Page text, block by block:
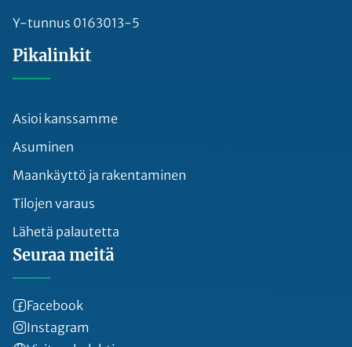
Y-tunnus 0163013-5
Pikalinkit
Asioi kanssamme
Asuminen
Maankäyttö ja rakentaminen
Tilojen varaus
Lähetä palautetta
Seuraa meitä
Facebook
Instagram